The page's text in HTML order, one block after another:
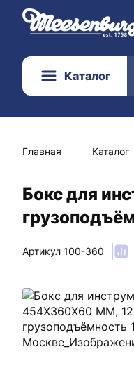
Каталог
Главная Каталог
Бокс для
Артикул 100-360